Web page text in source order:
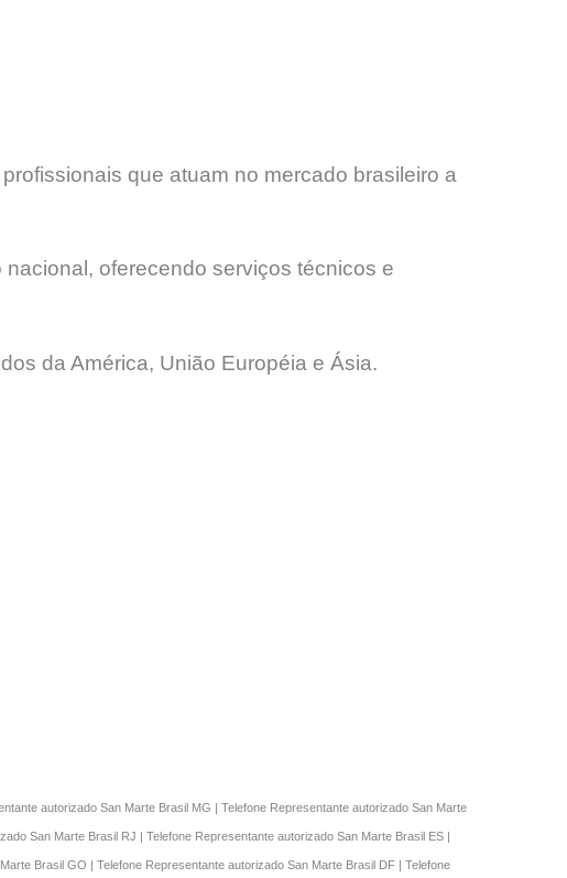
que atuam no mercado brasileiro a
oferecendo serviços técnicos e
da América, União Européia e Ásia.
autorizado San Marte Brasil MG | Telefone Representante autorizado San Marte
San Marte Brasil RJ | Telefone Representante autorizado San Marte Brasil ES |
Brasil GO | Telefone Representante autorizado San Marte Brasil DF | Telefone